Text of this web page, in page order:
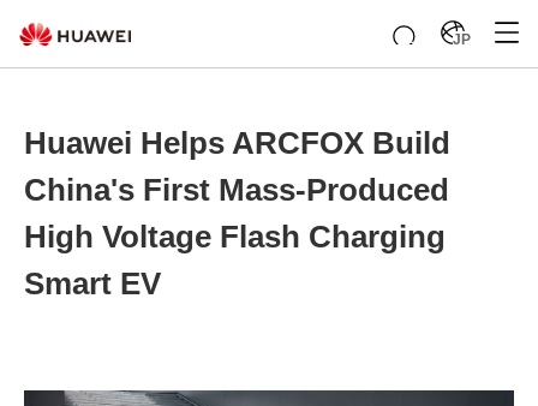
JP
Huawei Helps ARCFOX Build
China's First Mass-Produced
High Voltage Flash Charging
Smart EV